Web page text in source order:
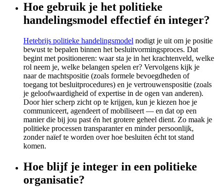
Hoe gebruik je het politieke
handelingsmodel effectief én integer?
Hetebrijs politieke handelingsmodel nodigt je uit om je positie
bewust te bepalen binnen het besluitvormingsproces. Dat
begint met positioneren: waar sta je in het krachtenveld, welke
rol neem je, welke belangen spelen er? Vervolgens kijk je
naar de machtspositie (zoals formele bevoegdheden of
toegang tot besluitprocedures) en je vertrouwenspositie (zoals
je geloofwaardigheid of expertise in de ogen van anderen).
Door hier scherp zicht op te krijgen, kun je kiezen hoe je
communiceert, agendeert of mobiliseert — en dat op een
manier die bij jou past én het grotere geheel dient. Zo maak je
politieke processen transparanter en minder persoonlijk,
zonder naïef te worden over hoe besluiten écht tot stand
komen.
Hoe blijf je integer in een politieke
organisatie?